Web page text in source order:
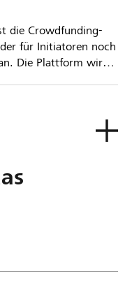
die Crowdfunding-
für Initiatoren noch
Die Plattform wird